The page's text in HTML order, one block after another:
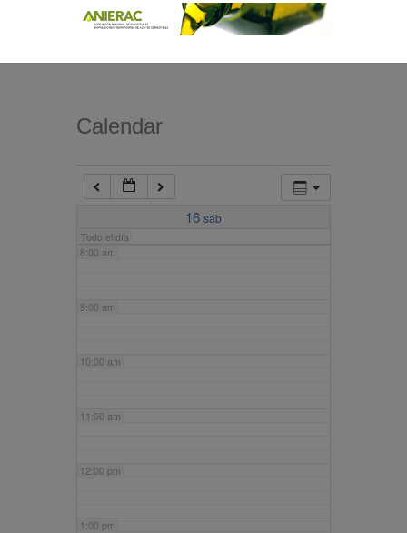
Calendar
16 sáb
Todo el día
7:00 am
8:00 am
9:00 am
10:00 am
11:00 am
12:00 pm
1:00 pm